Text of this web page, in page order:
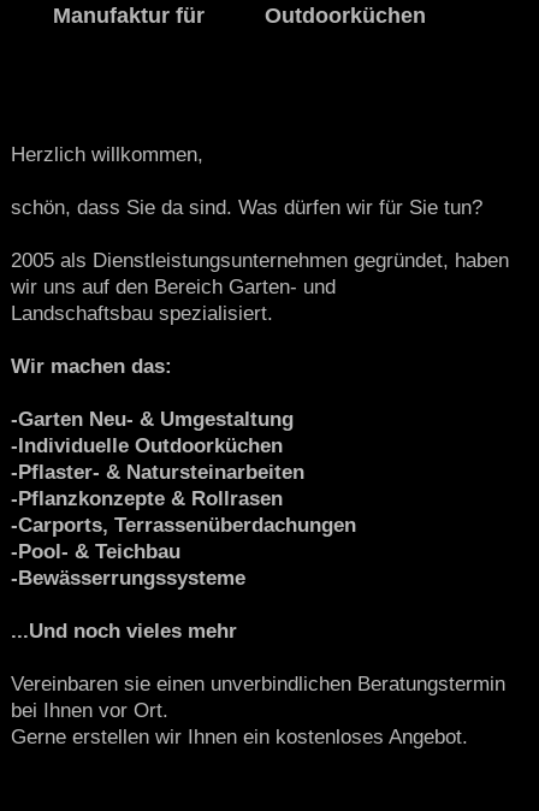
Manufaktur für Outdoorküchen
Herzlich willkommen,
schön, dass Sie da sind. Was dürfen wir für Sie tun?
2005 als Dienstleistungsunternehmen gegründet, haben
wir uns auf den Bereich Garten- und
Landschaftsbau spezialisiert.
Wir machen das:
-Garten Neu- & Umgestaltung
-Individuelle Outdoorküchen
-Pflaster- & Natursteinarbeiten
-Pflanzkonzepte & Rollrasen
-Carports, Terrassenüberdachungen
-Pool- & Teichbau
-Bewässerrungssysteme
...Und noch vieles mehr
Vereinbaren sie einen unverbindlichen Beratungstermin
bei Ihnen vor Ort.
Gerne erstellen wir Ihnen ein kostenloses Angebot.